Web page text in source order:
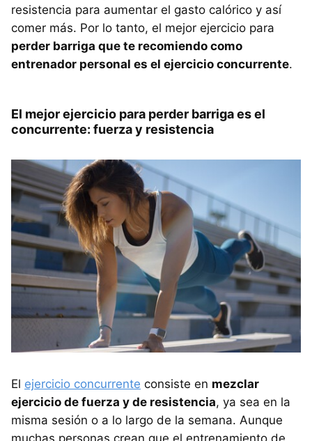
resistencia para aumentar el gasto calórico y así
comer más. Por lo tanto, el mejor ejercicio para
perder barriga que te recomiendo como
entrenador personal es el ejercicio concurrente.
El mejor ejercicio para perder barriga es el
concurrente: fuerza y resistencia
El ejercicio concurrente consiste en mezclar
ejercicio de fuerza y de resistencia, ya sea en la
misma sesión o a lo largo de la semana. Aunque